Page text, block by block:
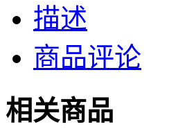
描述
商品评论
相关商品